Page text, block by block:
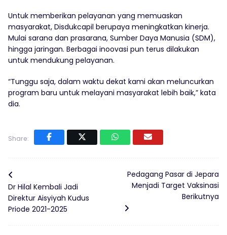
Untuk memberikan pelayanan yang memuaskan
masyarakat, Disdukcapil berupaya meningkatkan kinerja.
Mulai sarana dan prasarana, Sumber Daya Manusia (SDM),
hingga jaringan. Berbagai inoovasi pun terus dilakukan
untuk mendukung pelayanan.
“Tunggu saja, dalam waktu dekat kami akan meluncurkan
program baru untuk melayani masyarakat lebih baik,” kata
dia.
Share:
Dr Hilal Kembali Jadi
Direktur Aisyiyah Kudus
Priode 2021-2025
Pedagang Pasar di Jepara
Menjadi Target Vaksinasi
Berikutnya